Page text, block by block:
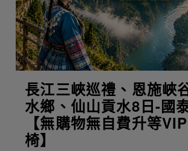
長江三峽巡禮、恩施峽
水鄉、仙山貢水8日-國
【無購物無自費升等
椅】